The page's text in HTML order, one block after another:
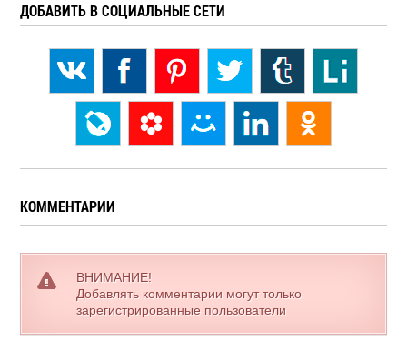
ДОБАВИТЬ В СОЦИАЛЬНЫЕ СЕТИ
КОММЕНТАРИИ
ВНИМАНИЕ!
Добавлять комментарии могут только
зарегистрированные пользователи